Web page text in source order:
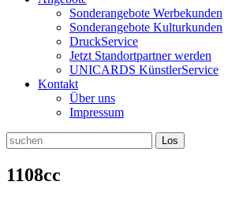
Sonderangebote Werbekunden
Sonderangebote Kulturkunden
DruckService
Jetzt Standortpartner werden
UNICARDS KünstlerService
Kontakt
Über uns
Impressum
1108cc